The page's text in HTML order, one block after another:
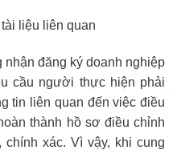
liệu liên quan
đăng ký doanh nghiệp
cầu người thực hiện phải
tin liên quan đến việc điều
thành hồ sơ điều chỉnh
xác. Vì vậy, khi cung